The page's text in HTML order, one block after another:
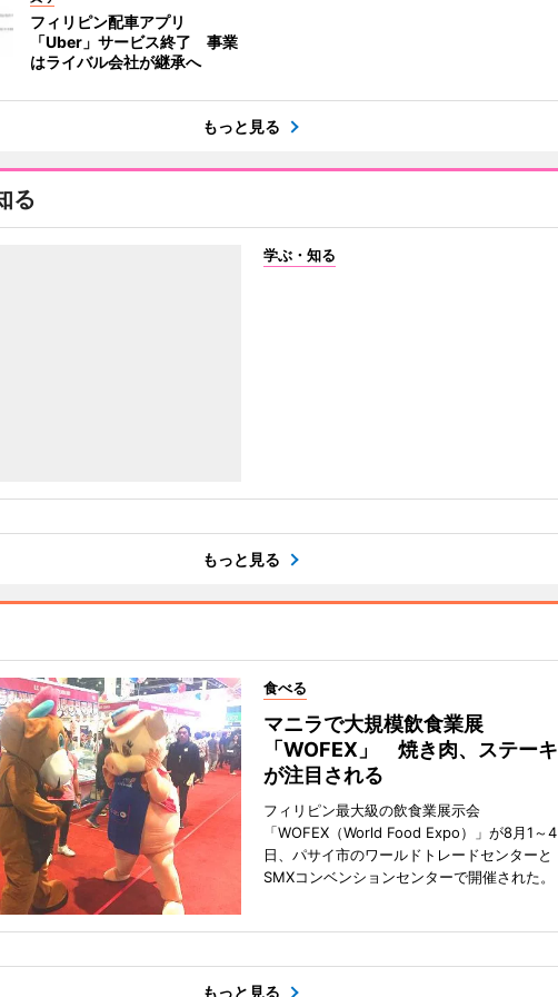
フィリピン配車アプリ
「Uber」サービス終了 事業
はライバル会社が継承へ
もっと見る
る
学ぶ・知る
もっと見る
食べる
マニラで大規模飲食業展
「WOFEX」 焼き肉、ステーキ
が注目される
フィリピン最大級の飲食業展示会
「WOFEX（World Food Expo）」が8月1～4
日、パサイ市のワールドトレードセンターと
SMXコンベンションセンターで開催された。
もっと見る